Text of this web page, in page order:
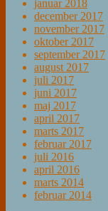
januar 2018
december 2017
november 2017
oktober 2017
september 2017
august 2017
juli 2017
juni 2017
maj 2017
april 2017
marts 2017
februar 2017
juli 2016
april 2016
marts 2014
februar 2014